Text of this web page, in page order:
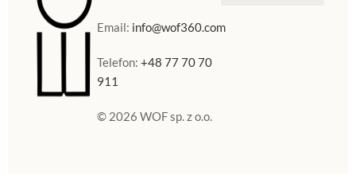
Email: info@wof360.com
Telefon:+48 77 70 70
911
© 2026 WOF sp. z o.o.